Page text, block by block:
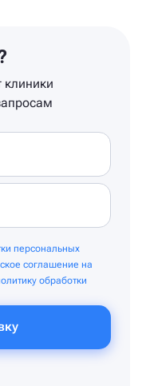
клиники
персональных
соглашение на
обработки